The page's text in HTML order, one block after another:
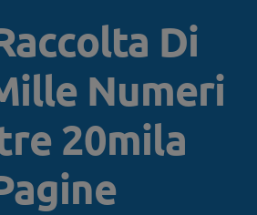
Di
Numeri
20mila